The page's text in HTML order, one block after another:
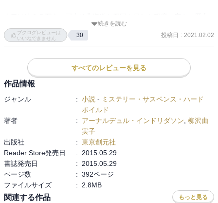
的にノルウェーやデンマークの支配下に置かれていたが、１９４４
年に共和国として独立。
そんな小国でミステリーであるが、人間味あふれた物語で読み応え
があった。ミステリーというよりも
として完成されている。
次は『緑衣の女』を読んでみたい。
続きを読む
ブクログレビューは
いいねできません
30 投稿日 : 2021.02.02
すべてのレビューを見る
作品情報
ジャンル : 小説 - ミステリー・サスペンス・ハード
ボイルド
著者
: アーナルデュル・インドリダソン 柳沢由
実子
出版社
: 東京創元社
Reader Store発売日
:
2015.05.29
書誌発売日
:
2015.05.29
ページ数
: 392ページ
ファイルサイズ
: 2.8MB
関連する作品 もっと見る